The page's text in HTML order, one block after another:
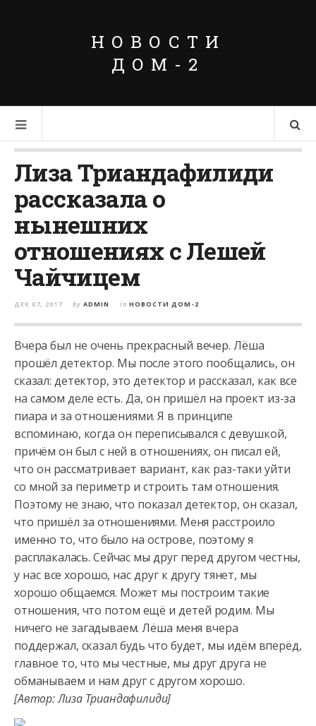
НОВОСТИ
ДОМ-2
Лиза Триандафилиди
рассказала о
нынешних
отношениях с Лешей
Чайчицем
ДЕК 07, 2017 by ADMIN in НОВОСТИ ДОМ-2
Вчера был не очень прекрасный вечер. Лёша
прошёл детектор. Мы после этого пообщались, он
сказал: детектор, это детектор и рассказал, как все
на самом деле есть. Да, он пришёл на проект из-за
пиара и за отношениями. Я в принципе
вспоминаю, когда он переписывался с девушкой,
причём он был с ней в отношениях, он писал ей,
что он рассматривает вариант, как раз-таки уйти
со мной за периметр и строить там отношения.
Поэтому не знаю, что показал детектор, он сказал,
что пришёл за отношениями. Меня расстроило
именно то, что было на острове, поэтому я
расплакалась. Сейчас мы друг перед другом честны,
у нас все хорошо, нас друг к другу тянет, мы
хорошо общаемся. Может мы построим такие
отношения, что потом ещё и детей родим. Мы
ничего не загадываем. Лёша меня вчера
поддержал, сказал будь что будет, мы идём вперёд,
главное то, что мы честные, мы друг друга не
обманываем и нам друг с другом хорошо.
[Автор: Лиза Триандафилиди]